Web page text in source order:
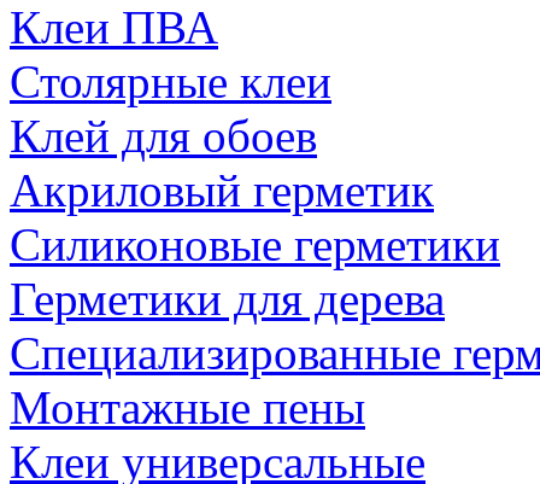
Клеи ПВА
Столярные клеи
Клей для обоев
Акриловый герметик
Силиконовые герметики
Герметики для дерева
Специализированные
Монтажные пены
Клеи универсальные